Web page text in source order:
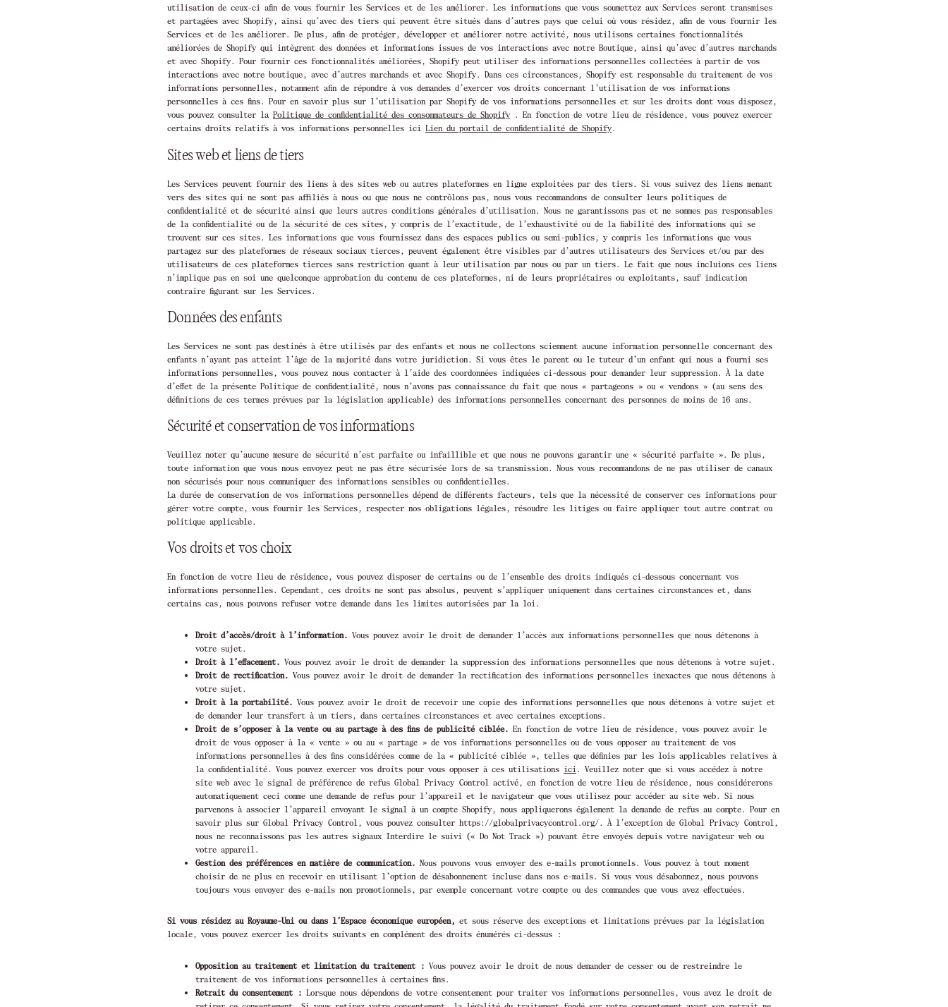
utilisation de ceux-ci afin de vous fournir les Services et de les améliorer. Les informations que vous soumettez aux Services seront transmises
et partagées avec Shopify, ainsi qu’avec des tiers qui peuvent être situés dans d’autres pays que celui où vous résidez, afin de vous fournir les
Services et de les améliorer. De plus, afin de protéger, développer et améliorer notre activité, nous utilisons certaines fonctionnalités
améliorées de Shopify qui intègrent des données et informations issues de vos interactions avec notre Boutique, ainsi qu’avec d’autres marchands
et avec Shopify. Pour fournir ces fonctionnalités améliorées, Shopify peut utiliser des informations personnelles collectées à partir de vos
interactions avec notre boutique, avec d’autres marchands et avec Shopify. Dans ces circonstances, Shopify est responsable du traitement de vos
informations personnelles, notamment afin de répondre à vos demandes d’exercer vos droits concernant l’utilisation de vos informations
personnelles à ces fins. Pour en savoir plus sur l’utilisation par Shopify de vos informations personnelles et sur les droits dont vous disposez,
vous pouvez consulter la Politique de confidentialité des consommateurs de Shopify . En fonction de votre lieu de résidence, vous pouvez exercer
certains droits relatifs à vos informations personnelles ici Lien du portail de confidentialité de Shopify.
Sites web et liens de tiers
Les Services peuvent fournir des liens à des sites web ou autres plateformes en ligne exploitées par des tiers. Si vous suivez des liens menant
vers des sites qui ne sont pas affiliés à nous ou que nous ne contrôlons pas, nous vous recommandons de consulter leurs politiques de
confidentialité et de sécurité ainsi que leurs autres conditions générales d’utilisation. Nous ne garantissons pas et ne sommes pas responsables
de la confidentialité ou de la sécurité de ces sites, y compris de l’exactitude, de l’exhaustivité ou de la fiabilité des informations qui se
trouvent sur ces sites. Les informations que vous fournissez dans des espaces publics ou semi-publics, y compris les informations que vous
partagez sur des plateformes de réseaux sociaux tierces, peuvent également être visibles par d’autres utilisateurs des Services et/ou par des
utilisateurs de ces plateformes tierces sans restriction quant à leur utilisation par nous ou par un tiers. Le fait que nous incluions ces liens
n’implique pas en soi une quelconque approbation du contenu de ces plateformes, ni de leurs propriétaires ou exploitants, sauf indication
contraire figurant sur les Services.
Données des enfants
Les Services ne sont pas destinés à être utilisés par des enfants et nous ne collectons sciemment aucune information personnelle concernant des
enfants n’ayant pas atteint l’âge de la majorité dans votre juridiction. Si vous êtes le parent ou le tuteur d’un enfant qui nous a fourni ses
informations personnelles, vous pouvez nous contacter à l’aide des coordonnées indiquées ci-dessous pour demander leur suppression. À la date
d’effet de la présente Politique de confidentialité, nous n’avons pas connaissance du fait que nous « partageons » ou « vendons » (au sens des
définitions de ces termes prévues par la législation applicable) des informations personnelles concernant des personnes de moins de 16 ans.
Sécurité et conservation de vos informations
Veuillez noter qu’aucune mesure de sécurité n’est parfaite ou infaillible et que nous ne pouvons garantir une « sécurité parfaite ». De plus,
toute information que vous nous envoyez peut ne pas être sécurisée lors de sa transmission. Nous vous recommandons de ne pas utiliser de canaux
non sécurisés pour nous communiquer des informations sensibles ou confidentielles.
La durée de conservation de vos informations personnelles dépend de différents facteurs, tels que la nécessité de conserver ces informations pour
gérer votre compte, vous fournir les Services, respecter nos obligations légales, résoudre les litiges ou faire appliquer tout autre contrat ou
politique applicable.
Vos droits et vos choix
En fonction de votre lieu de résidence, vous pouvez disposer de certains ou de l’ensemble des droits indiqués ci-dessous concernant vos
informations personnelles. Cependant, ces droits ne sont pas absolus, peuvent s’appliquer uniquement dans certaines circonstances et, dans
certains cas, nous pouvons refuser votre demande dans les limites autorisées par la loi.
Droit d’accès/droit à l’information.
Vous pouvez avoir le droit de demander l’accès aux informations personnelles que nous détenons à
votre sujet.
Droit à l’effacement.
Vous pouvez avoir le droit de demander la suppression des informations personnelles que nous détenons à votre sujet.
Droit de rectification.
Vous pouvez avoir le droit de demander la rectification des informations personnelles inexactes que nous détenons à
votre sujet.
Droit à la portabilité.
Vous pouvez avoir le droit de recevoir une copie des informations personnelles que nous détenons à votre sujet et
de demander leur transfert à un tiers, dans certaines circonstances et avec certaines exceptions.
Droit de s’opposer à la vente ou au partage à des fins de publicité ciblée.
En fonction de votre lieu de résidence, vous pouvez avoir le
droit de vous opposer à la « vente » ou au « partage » de vos informations personnelles ou de vous opposer au traitement de vos
informations personnelles à des fins considérées comme de la « publicité ciblée », telles que définies par les lois applicables relatives à
la confidentialité. Vous pouvez exercer vos droits pour vous opposer à ces utilisations ici
. Veuillez noter que si vous accédez à notre
site web avec le signal de préférence de refus Global Privacy Control activé, en fonction de votre lieu de résidence, nous considérerons
automatiquement ceci comme une demande de refus pour l’appareil et le navigateur que vous utilisez pour accéder au site web. Si nous
parvenons à associer l’appareil envoyant le signal à un compte Shopify, nous appliquerons également la demande de refus au compte. Pour en
savoir plus sur Global Privacy Control, vous pouvez consulter https://globalprivacycontrol.org/. À l’exception de Global Privacy Control,
nous ne reconnaissons pas les autres signaux Interdire le suivi (« Do Not Track ») pouvant être envoyés depuis votre navigateur web ou
votre appareil.
Gestion des préférences en matière de communication.
Nous pouvons vous envoyer des e-mails promotionnels. Vous pouvez à tout moment
choisir de ne plus en recevoir en utilisant l’option de désabonnement incluse dans nos e-mails. Si vous vous désabonnez, nous pouvons
toujours vous envoyer des e-mails non promotionnels, par exemple concernant votre compte ou des commandes que vous avez effectuées.
Si vous résidez au Royaume-Uni ou dans l’Espace économique européen, et sous réserve des exceptions et limitations prévues par la législation
locale, vous pouvez exercer les droits suivants en complément des droits énumérés ci-dessus :
Opposition au traitement et limitation du traitement : Vous pouvez avoir le droit de nous demander de cesser ou de restreindre le
traitement de vos informations personnelles à certaines fins.
Retrait du consentement : Lorsque nous dépendons de votre consentement pour traiter vos informations personnelles, vous avez le droit de